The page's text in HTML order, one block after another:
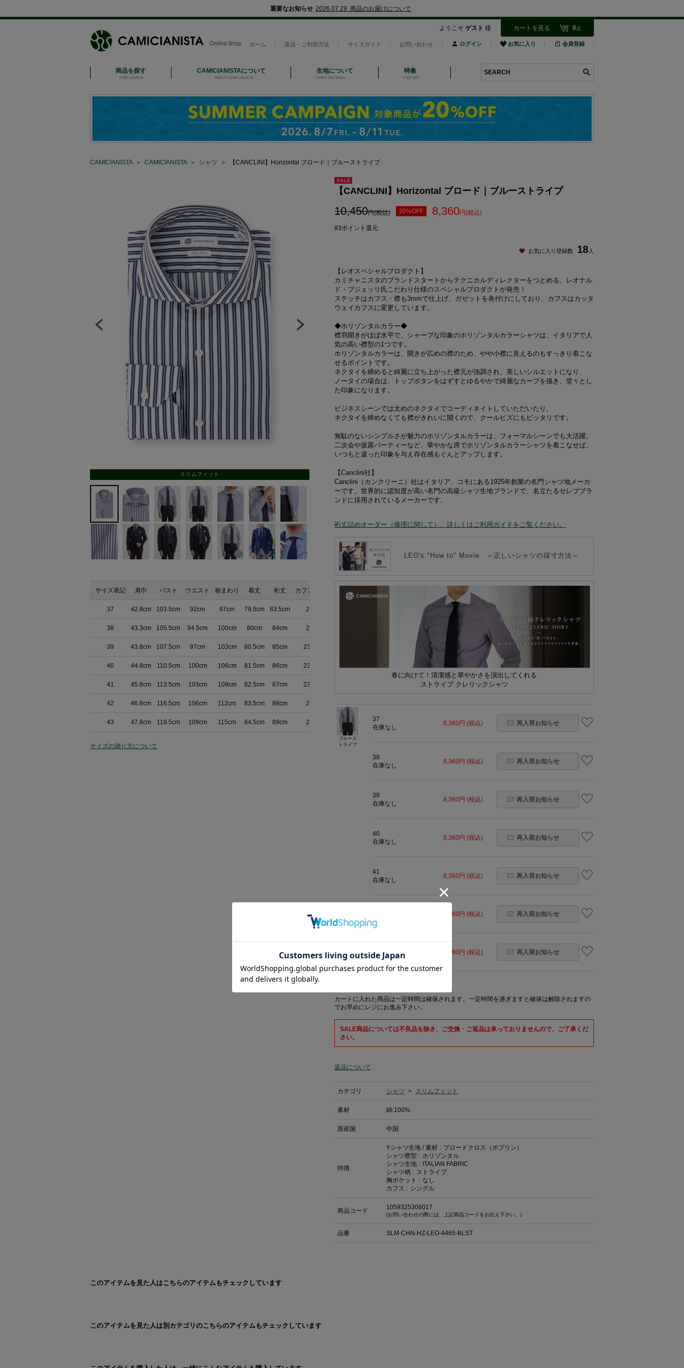
重要なお知らせ 2026.07.29 商品のお届けについて
ようこそ ゲスト 様 カートを見る 0点
ホーム 返品・ご利用方法 サイズガイド お問い合わせ ログイン お気に入り 会員登録
商品を探す
ITEM SEARCH
CAMICIANISTAについて
ABOUT CAMICIANISTA
生地について
SHIRT MATERIAL
特集
FEATURE
CAMICIANISTA＞ CAMICIANISTA＞ シャツ ＞ 【CANCLINI】Horizontal ブロード｜ブルーストライプ
スリムフィット
サイズ表記 肩巾 バスト ウエスト 裾まわり 着丈 裄丈 カフスまわり
37 42.8cm 103.5cm 92cm 97cm 79.5cm 83.5cm 23cm
38 43.3cm 105.5cm 94.5cm 100cm 80cm 84cm 23cm
39 43.8cm 107.5cm 97cm 103cm 80.5cm 85cm 23.5cm
40 44.8cm 110.5cm 100cm 106cm 81.5cm 86cm 23.5cm
41 45.8cm 113.5cm 103cm 109cm 82.5cm 87cm 23.5cm
42 46.8cm 116.5cm 106cm 112cm 83.5cm 88cm 24cm
43 47.8cm 119.5cm 109cm 115cm 84.5cm 89cm 24cm
サイズの測り方について
セール
【CANCLINI】Horizontal ブロード｜ブルーストライプ
10,450円(税込) 20%OFF 8,360円(税込)
83ポイント還元
お気に入り登録数 18 人
【レオスペシャルプロダクト】
カミチャニスタのブランドスタートからテクニカルディレクターをつとめる、レオナル
ド・ブジェッリ氏こだわり仕様のスペシャルプロダクトが発売！
ステッチはカフス・襟も3mmで仕上げ、ガゼットを表付けにしており、カフスはカッタ
ウェイカフスに変更しています。
◆ホリゾンタルカラー◆
襟羽開きがほぼ水平で、シャープな印象のホリゾンタルカラーシャツは、イタリアで人
気の高い襟型の1つです。
ホリゾンタルカラーは、開きが広めの襟のため、やや小襟に見えるのもすっきり着こな
せるポイントです。
ネクタイを締めると綺麗に立ち上がった襟元が強調され、美しいシルエットになり、
ノータイの場合は、トップボタンをはずすとゆるやかで綺麗なカーブを描き、堂々とし
た印象になります。
ビジネスシーンでは太めのネクタイでコーディネイトしていただいたり、
ネクタイを締めなくても襟がきれいに開くので、クールビズにもピッタリです。
無駄のないシンプルさが魅力のホリゾンタルカラーは、フォーマルシーンでも大活躍。
二次会や披露パーティーなど、華やかな席でホリゾンタルカラーシャツを着こなせば、
いつもと違った印象を与え存在感もぐんとアップします。
【Canclini社】
Canclini（カンクリーニ）社はイタリア、コモにある1925年創業の名門シャツ地メーカ
ーです。世界的に認知度が高い名門の高級シャツ生地ブランドで、名立たるセレブブラ
ンドに採用されているメーカーです。
裄丈詰めオーダー（修理に関して）、詳しくはご利用ガイドをご覧ください。
LEO's "How to" Movie ～正しいシャツの採寸方法～
春に向けて！清潔感と華やかさを演出してくれる
ストライプ クレリックシャツ
ブルース
トライプ
37
在庫なし
8,360円 (税込) 再入荷お知らせ
38
在庫なし
8,360円 (税込) 再入荷お知らせ
39
在庫なし
8,360円 (税込) 再入荷お知らせ
40
在庫なし
8,360円 (税込) 再入荷お知らせ
41
在庫なし
8,360円 (税込) 再入荷お知らせ
8,360円 (税込) 再入荷お知らせ
在庫なし
8,360円 (税込) 再入荷お知らせ
カートに入れた商品は一定時間は確保されます。一定時間を過ぎますと確保は解除されますの
でお早めにレジにお進み下さい。
SALE商品については不良品を除き、ご交換・ご返品は承っておりませんので、ご了承くだ
さい。
返品について
カテゴリ シャツ > スリムフィット
素材 綿:100%
原産国 中国
特徴
Yシャツ生地 / 素材 : ブロードクロス（ポプリン）
シャツ襟型 : ホリゾンタル
シャツ生地 : ITALIAN FABRIC
シャツ柄 : ストライプ
胸ポケット : なし
カフス : シングル
商品コード 1059325306017
(お問い合わせの際には、上記商品コードをお伝え下さい。)
品番 SLM-CHN-HZ-LEO-4465-BLST
このアイテムを見た人はこちらのアイテムもチェックしています
このアイテムを見た人は別カテゴリのこちらのアイテムもチェックしています